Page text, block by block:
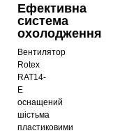
Ефективна
система
охолодження
Вентилятор
Rotex
RAT14-
E
оснащений
шістьма
пластиковими